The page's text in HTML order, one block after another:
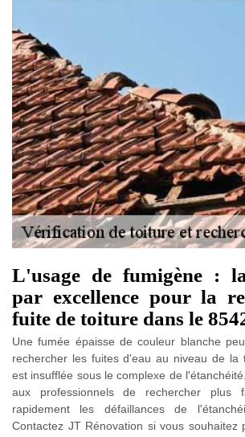
L'usage de fumigène :
par excellence pour la
fuite de toiture dans le
Une fumée épaisse de couleur blanche
rechercher les fuites d'eau au niveau de la
est insufflée sous le complexe de
aux professionnels de rechercher plus
rapidement les défaillances de
Contactez JT Rénovation si vous souhaitez